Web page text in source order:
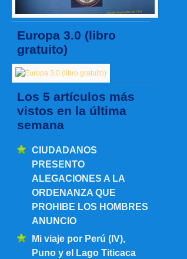
Europa 3.0 (libro
gratuito)
Los 5 artículos más
vistos en la última
semana
CIUDADANOS
PRESENTO
ALEGACIONES A LA
ORDENANZA QUE
PROHIBE LOS HOMBRES
ANUNCIO
Mi viaje por Perú (IV),
Puno y el Lago Titicaca